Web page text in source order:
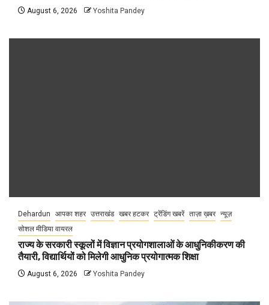
August 6, 2026 Yoshita Pandey
Dehardun आपका शहर उत्तराखंड खबर हटकर ट्रेंडिंग खबरें ताज़ा ख़बर न्यूज़
सोशल मीडिया वायरल
राज्य के सरकारी स्कूलों में विज्ञान प्रयोगशालाओं के आधुनिकीकरण की
तैयारी, विद्यार्थियों को मिलेगी आधुनिक प्रयोगात्मक शिक्षा
August 6, 2026 Yoshita Pandey